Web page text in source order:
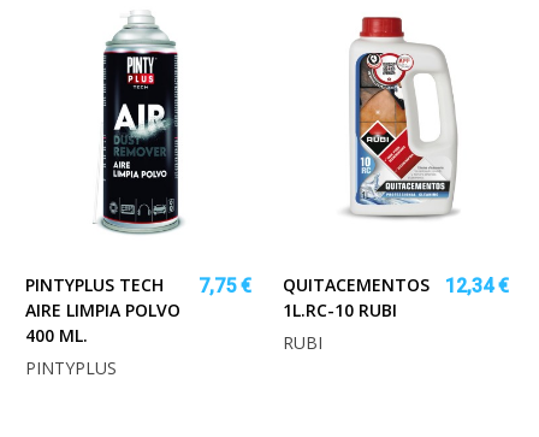
PINTYPLUS TECH
AIRE LIMPIA POLVO
400 ML.
7,75 €
PINTYPLUS
QUITACEMENTOS
1L.RC-10 RUBI
12,34 €
RUBI